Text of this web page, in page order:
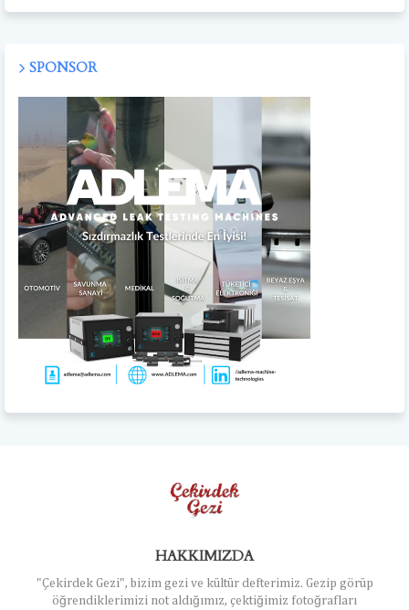
SPONSOR
HAKKIMIZDA
"Çekirdek Gezi", bizim gezi ve kültür defterimiz. Gezip görüp
öğrendiklerimizi not aldığımız, çektiğimiz fotoğrafları